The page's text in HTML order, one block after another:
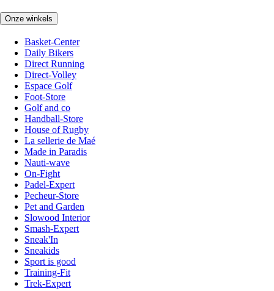
Onze winkels
Basket-Center
Daily Bikers
Direct Running
Direct-Volley
Espace Golf
Foot-Store
Golf and co
Handball-Store
House of Rugby
La sellerie de Maé
Made in Paradis
Nauti-wave
On-Fight
Padel-Expert
Pecheur-Store
Pet and Garden
Slowood Interior
Smash-Expert
Sneak'In
Sneakids
Sport is good
Training-Fit
Trek-Expert